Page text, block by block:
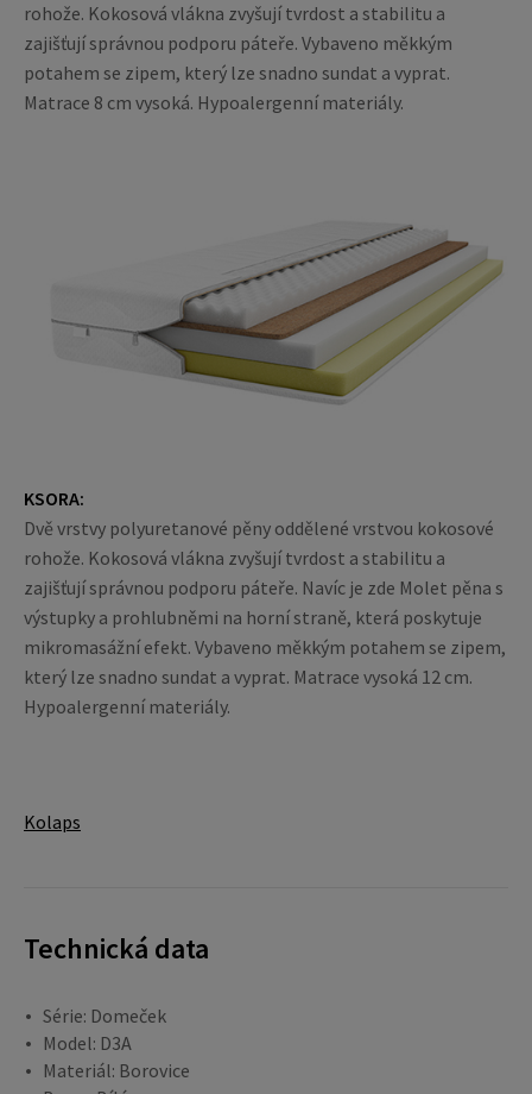
rohože. Kokosová vlákna zvyšují tvrdost a stabilitu a
zajišťují správnou podporu páteře. Vybaveno měkkým
potahem se zipem, který lze snadno sundat a vyprat.
Matrace 8 cm vysoká. Hypoalergenní materiály.
KSORA:
Dvě vrstvy polyuretanové pěny oddělené vrstvou kokosové
rohože. Kokosová vlákna zvyšují tvrdost a stabilitu a
zajišťují správnou podporu páteře. Navíc je zde Molet pěna s
výstupky a prohlubněmi na horní straně, která poskytuje
mikromasážní efekt. Vybaveno měkkým potahem se zipem,
který lze snadno sundat a vyprat. Matrace vysoká 12 cm.
Hypoalergenní materiály.
Kolaps
Technická data
Série: Domeček
Model: D3A
Materiál: Borovice